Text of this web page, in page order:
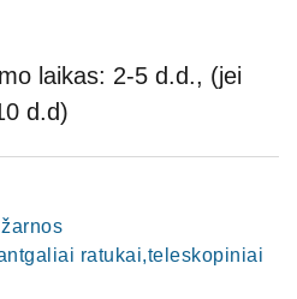
laikas: 2-5 d.d., (jei
d.d)
ratukai,teleskopiniai